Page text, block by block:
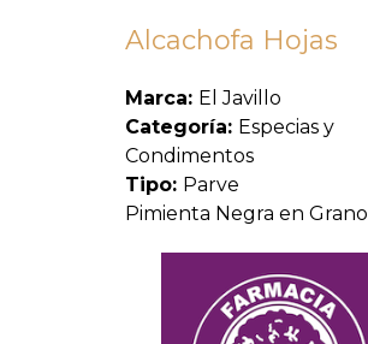
Alcachofa Hojas
Marca: El Javillo
Categoría: Especias y
Condimentos
Tipo: Parve
Pimienta Negra en Grano